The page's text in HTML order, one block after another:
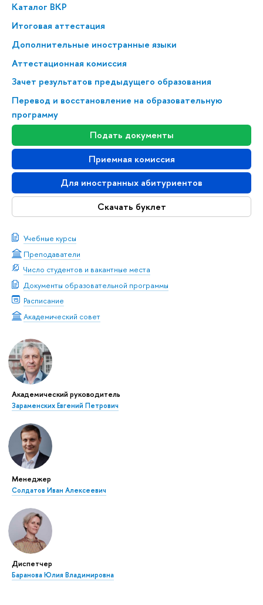
Каталог ВКР
Итоговая аттестация
Дополнительные иностранные языки
Аттестационная комиссия
Зачет результатов предыдущего образования
Перевод и восстановление на образовательную
программу
Подать документы
Приемная комиссия
Для иностранных абитуриентов
Скачать буклет
Учебные курсы
Преподаватели
Число студентов и вакантные места
Документы образовательной программы
Расписание
Академический совет
Академический руководитель
Зараменских Евгений Петрович
Менеджер
Солдатов Иван Алексеевич
Диспетчер
Баранова Юлия Владимировна